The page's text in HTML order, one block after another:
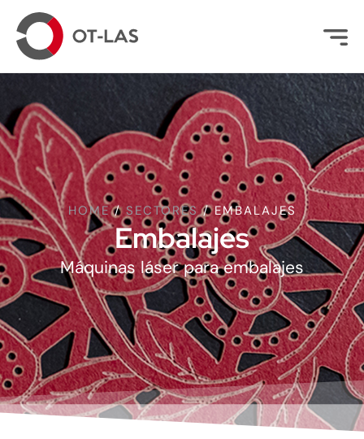
HOME/ SECTORES /EMBALAJES
Embalajes
Máquinas láser para embalajes